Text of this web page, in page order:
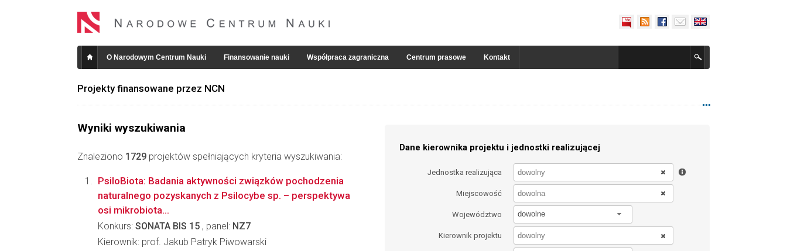
O Narodowym Centrum Nauki Finansowanie nauki Współpraca zagraniczna Centrum prasowe Kontakt
Projekty finansowane przez NCN
Wyniki wyszukiwania
Znaleziono 1729 projektów spełniających kryteria wyszukiwania:
Dane kierownika projektu i jednostki realizującej
Jednostka realizująca
Miejscowość
Województwo dowolne
Kierownik projektu
PsiloBiota: Badania aktywności związków pochodzenia
naturalnego pozyskanych z Psilocybe sp. – perspektywa
osi mikrobiota...
Konkurs: SONATA BIS 15 , panel: NZ7
Kierownik: prof. Jakub Patryk Piwowarski